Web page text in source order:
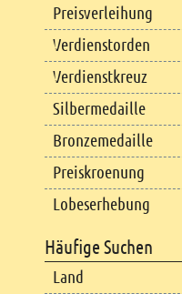
Preisverleihung
Verdienstorden
Verdienstkreuz
Silbermedaille
Bronzemedaille
Preiskroenung
Lobeserhebung
Häufige Suchen
Land